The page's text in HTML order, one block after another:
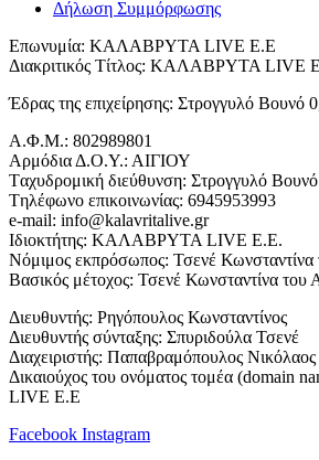
Δήλωση Συμμόρφωσης
Επωνυμία: ΚΑΛΑΒΡΥΤΑ LIVE Ε.Ε
Διακριτικός Τίτλος: ΚΑΛΑΒΡΥΤΑ LIVE
Έδρας της επιχείρησης: Στρογγυλό Βουνό
Α.Φ.Μ.: 802989801
Αρμόδια Δ.Ο.Υ.: ΑΙΓΙΟΥ
Tαχυδρομική διεύθυνση: Στρογγυλό
Tηλέφωνο επικοινωνίας: 6945953993
e-mail: info@kalavritalive.gr
Iδιοκτήτης: ΚΑΛΑΒΡΥΤΑ LIVE E.E.
Νόμιμος εκπρόσωπος: Τσενέ Κωνσταντίνα
Βασικός μέτοχος: Τσενέ Κωνσταντίνα του
Διευθυντής: Ρηγόπουλος Κωνσταντίνος
Διευθυντής σύνταξης: Σπυριδούλα Τσενέ
Διαχειριστής: Παπαβραμόπουλος Νικόλαος
Δικαιούχος του ονόματος τομέα
LIVE E.E
Facebook Instagram